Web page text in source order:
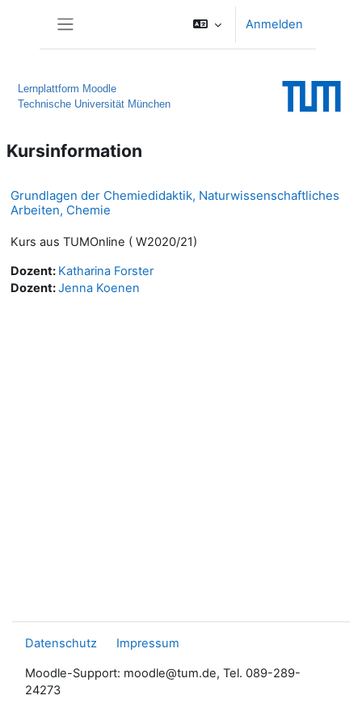
Anmelden
Lernplattform Moodle
Technische Universität München
Kursinformation
Grundlagen der Chemiedidaktik, Naturwissenschaftliches
Arbeiten, Chemie
Kurs aus TUMOnline ( W2020/21)
Dozent: Katharina Forster
Dozent:Jenna Koenen
Datenschutz Impressum
Moodle-Support: moodle@tum.de, Tel. 089-289-
24273